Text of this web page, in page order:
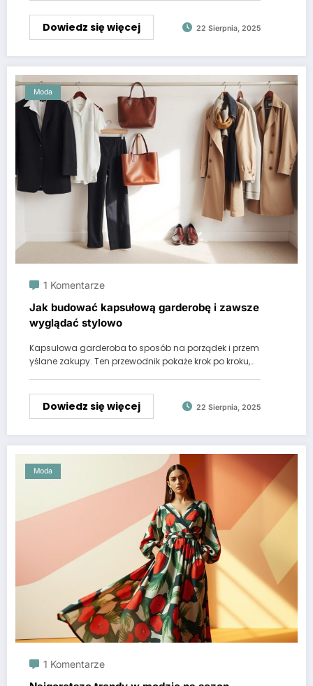
Dowiedz się więcej 22 Sierpnia, 2025
Moda
1 Komentarze
Jak budować kapsułową garderobę i zawsze
wyglądać stylowo
Kapsułowa garderoba to sposób na porządek i przem
yślane zakupy. Ten przewodnik pokaże krok po kroku,…
Dowiedz się więcej 22 Sierpnia, 2025
Moda
1 Komentarze